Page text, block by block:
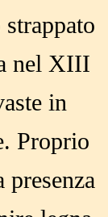
nel XIII
in
Proprio